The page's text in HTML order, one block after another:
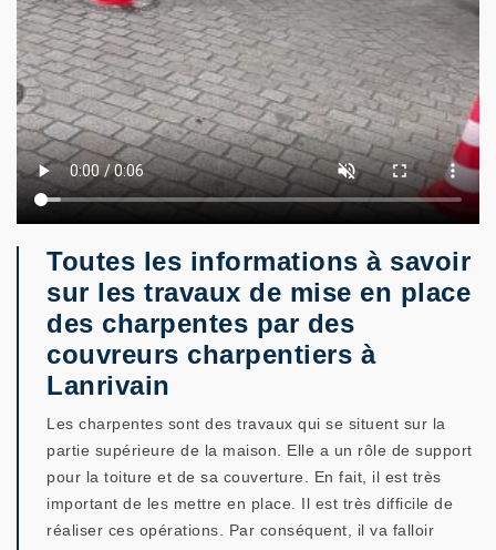
Toutes les informations à savoir
sur les travaux de mise en place
des charpentes par des
couvreurs charpentiers à
Lanrivain
Les charpentes sont des travaux qui se situent sur la
partie supérieure de la maison. Elle a un rôle de support
pour la toiture et de sa couverture. En fait, il est très
important de les mettre en place. Il est très difficile de
réaliser ces opérations. Par conséquent, il va falloir